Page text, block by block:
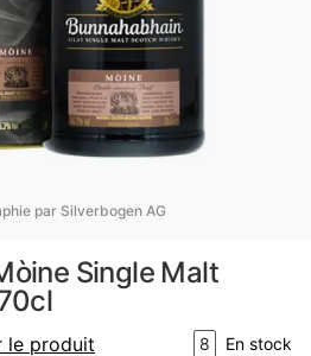
par Silverbogen AG
Single Malt
le produit 8 En stock